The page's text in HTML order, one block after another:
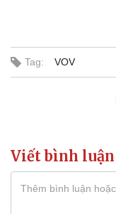
Vụ án
Tin nóng
Tư vấn luật
Tag: VOV
Viết bình luận